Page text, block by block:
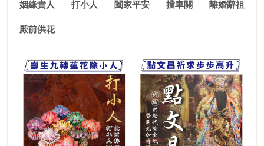
姻緣貴人 打小人 闔家平安 擋車關 離婚辭祖
殿前供花